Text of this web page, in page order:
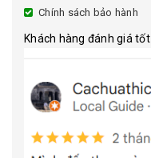
Chính sách bảo hành
Khách hàng đánh giá tốt